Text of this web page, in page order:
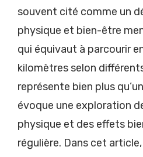
souvent cité comme un
physique et bien-être
qui équivaut à parcourir
kilomètres selon
représente bien plus
évoque une exploration
physique et des effets
régulière. Dans cet